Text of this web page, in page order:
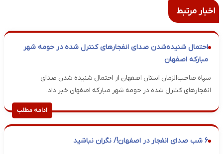
اخبار مرتبط
احتمال شنیده‌شدن صدای انفجارهای کنترل شده در حومه شهر
مبارکه اصفهان
سپاه صاحب‌الزمان استان اصفهان از احتمال شنیده شدن صدای
انفجارهای کنترل شده در حومه شهر مبارکه اصفهان خبر داد.
ادامه مطلب
۶ شب صدای انفجار در اصفهان!/ نگران نباشید